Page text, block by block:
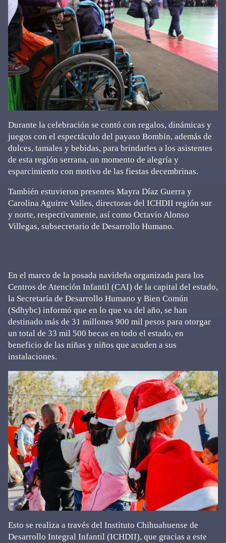
Durante la celebración se contó con regalos, dinámicas y
juegos con el espectáculo del payaso Bombín, además de
dulces, tamales y bebidas, para brindarles a los asistentes
de esta región serrana, un momento de alegría y
esparcimiento con motivo de las fiestas decembrinas.
También estuvieron presentes Mayra Díaz Guerra y
Carolina Aguirre Valles, directoras del ICHDII región sur
y norte, respectivamente, así como Octavio Alonso
Villegas, subsecretario de Desarrollo Humano.
En el marco de la posada navideña organizada para los
Centros de Atención Infantil (CAI) de la capital del estado,
la Secretaría de Desarrollo Humano y Bien Común
(Sdhybc) informó que en lo que va del año, se han
destinado más de 31 millones 900 mil pesos para otorgar
un total de 33 mil 500 becas en todo el estado, en
beneficio de las niñas y niños que acuden a sus
instalaciones.
Esto se realiza a través del Instituto Chihuahuense de
Desarrollo Integral Infantil (ICHDII), que gracias a este